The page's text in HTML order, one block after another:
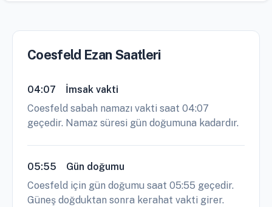
Coesfeld Ezan Saatleri
04:07
İmsak vakti
Coesfeld sabah namazı vakti saat 04:07
geçedir. Namaz süresi gün doğumuna kadardır.
05:55
Gün doğumu
Coesfeld için gün doğumu saat 05:55 geçedir.
Güneş doğduktan sonra kerahat vakti girer.